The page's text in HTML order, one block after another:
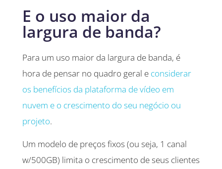
E o uso maior da
largura de banda?
Para um uso maior da largura de banda, é
hora de pensar no quadro geral e considerar
os benefícios da plataforma de vídeo em
nuvem e o crescimento do seu negócio ou
projeto.
Um modelo de preços fixos (ou seja, 1 canal
w/500GB) limita o crescimento de seus clientes